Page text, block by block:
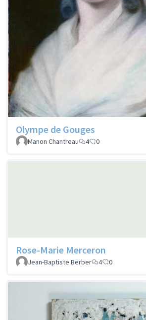
Olympe de Gouges
Manon Chantreau 4 0
Rose-Marie Merceron
Jean-Baptiste Berber 4 0